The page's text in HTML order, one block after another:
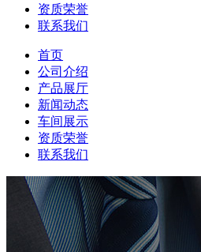
资质荣誉
联系我们
首页
公司介绍
产品展厅
新闻动态
车间展示
资质荣誉
联系我们